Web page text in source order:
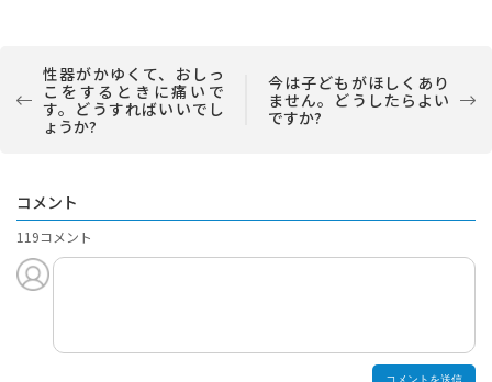
性器がかゆくて、おしっ
こをするときに痛いで
す。どうすればいいでし
ょうか?
今は子どもがほしくあり
ません。どうしたらよい
ですか?
119コメント
コメント